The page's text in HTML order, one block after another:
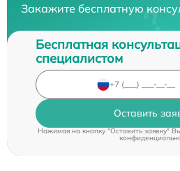
Закажите бесплатную
Бесплатная
специалистом
Оставить
Нажимая на кнопку "Оставить заявку"